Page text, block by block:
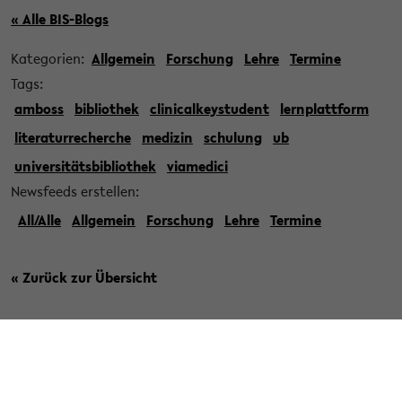
« Alle BIS-Blogs
Kategorien: Allgemein Forschung Lehre Termine
Tags:
amboss bibliothek clinicalkeystudent lernplattform
literaturrecherche medizin schulung ub
universitätsbibliothek viamedici
Newsfeeds erstellen:
All/Alle Allgemein Forschung Lehre Termine
« Zurück zur Übersicht